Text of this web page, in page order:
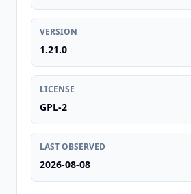
VERSION
1.21.0
LICENSE
GPL-2
LAST OBSERVED
2026-08-08